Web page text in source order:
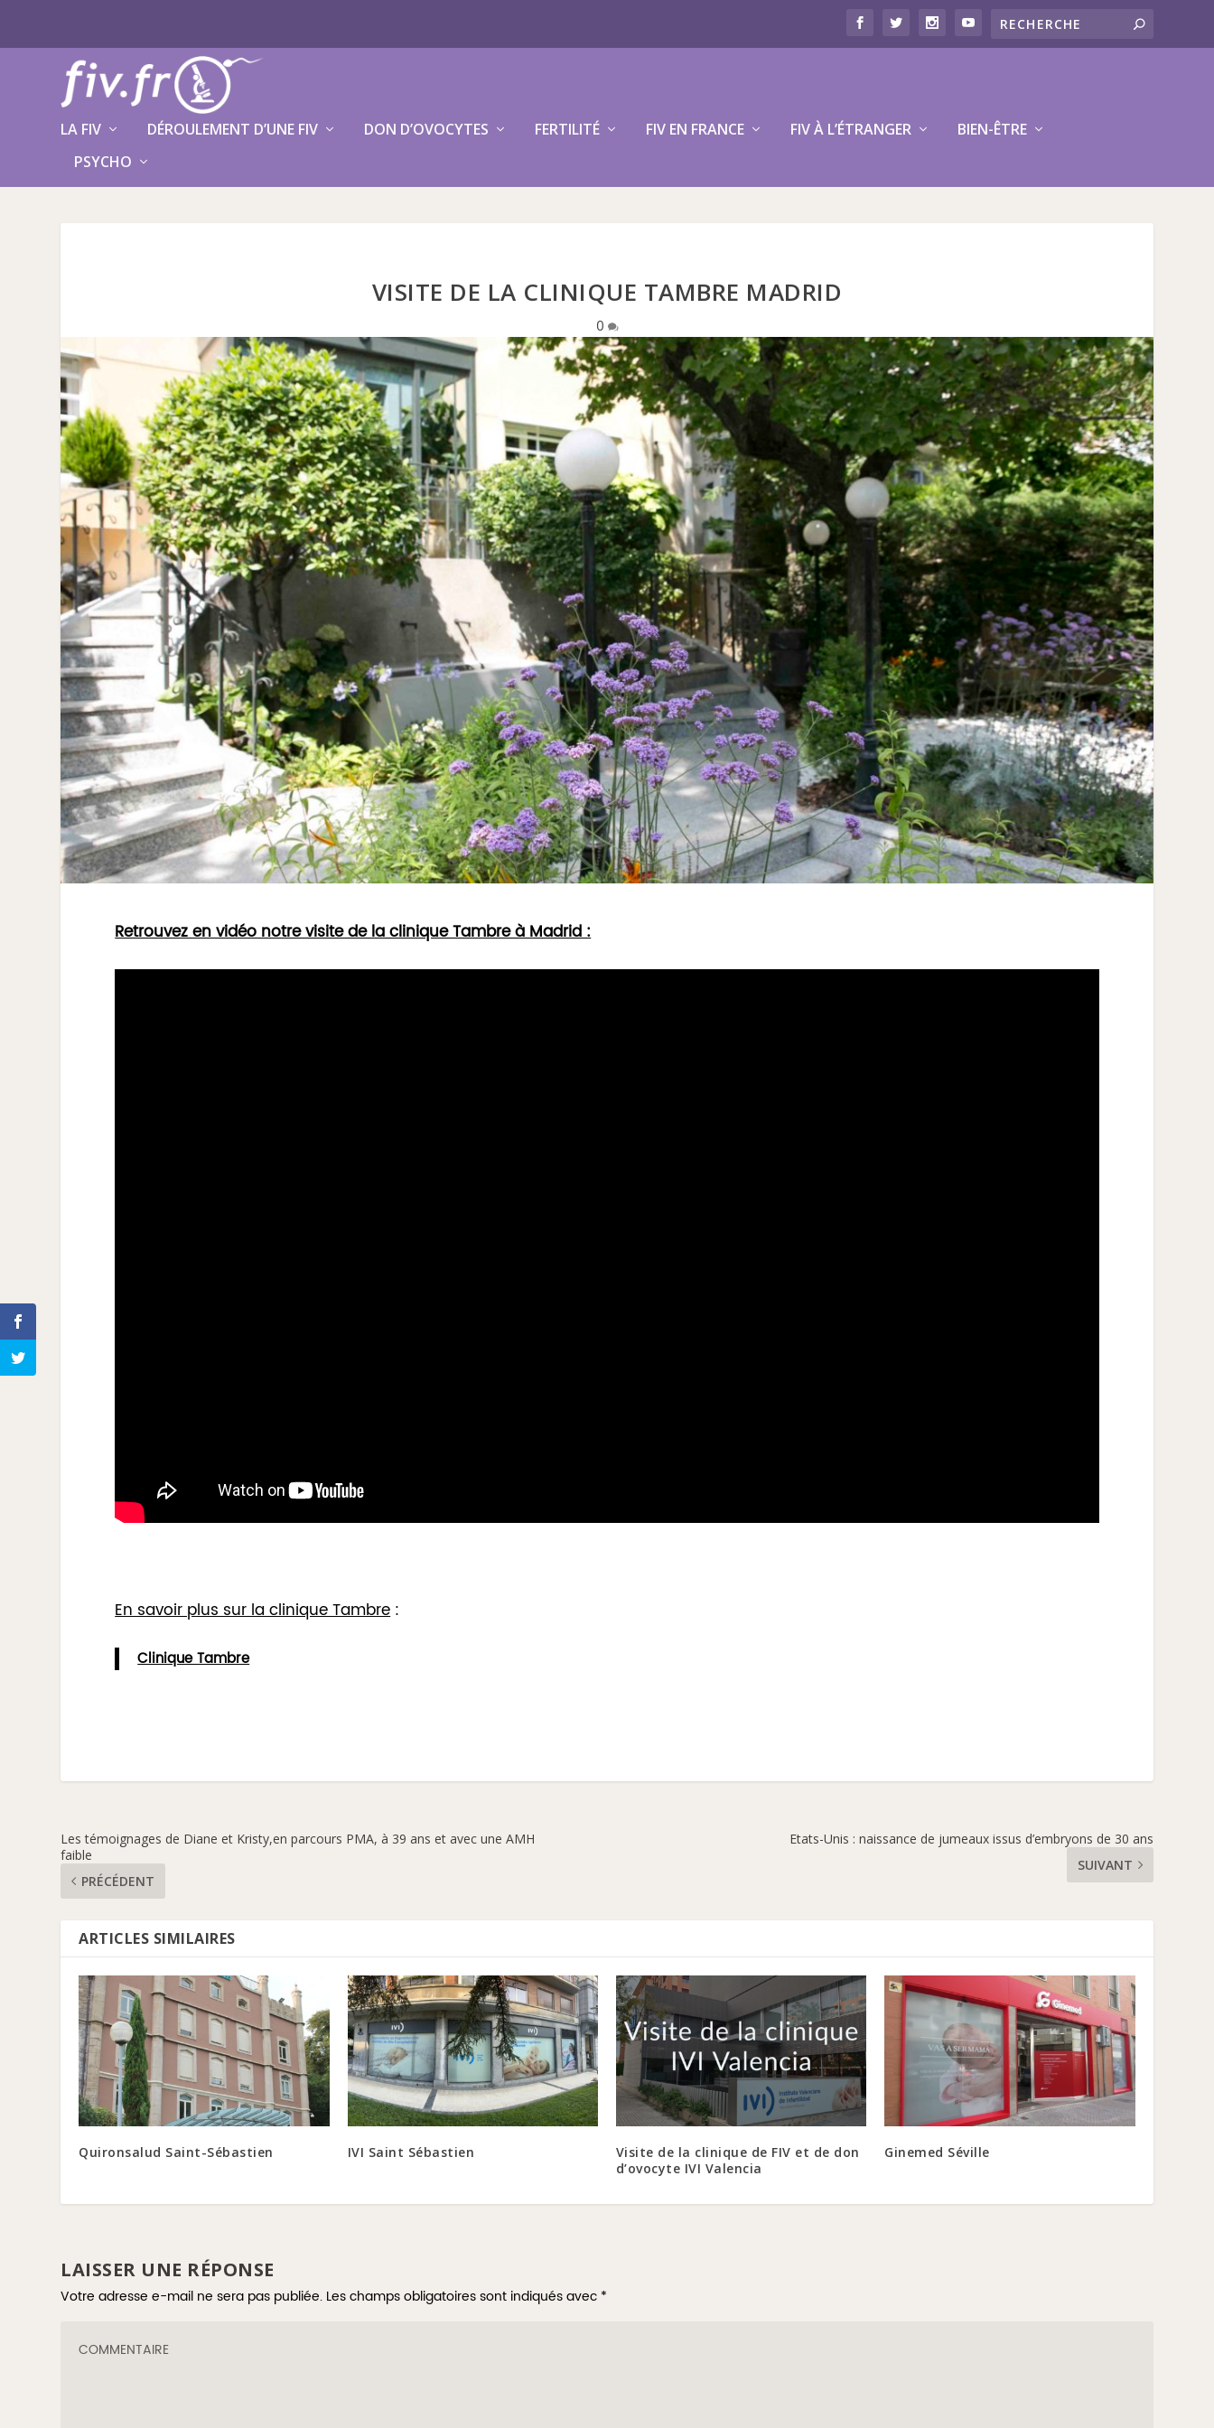
LA FIV DÉROULEMENT D’UNE FIV DON D’OVOCYTES FERTILITÉ FIV EN FRANCE FIV À L’ÉTRANGER
BIEN-ÊTRE
PSYCHO
VISITE DE LA CLINIQUE TAMBRE MADRID
0
Retrouvez en vidéo notre visite de la clinique Tambre à Madrid :
En savoir plus sur la clinique Tambre:
Clinique Tambre
Les témoignages de Diane et Kristy,en parcours PMA, à 39 ans et avec une AMH
faible
PRÉCÉDENT
Etats-Unis : naissance de jumeaux issus d’embryons de 30 ans
SUIVANT
ARTICLES SIMILAIRES
Quironsalud Saint-Sébastien IVI Saint Sébastien
Visite de la clinique de FIV et de don
d’ovocyte IVI Valencia
Ginemed Séville
LAISSER UNE RÉPONSE
Votre adresse e-mail ne sera pas publiée. Les champs obligatoires sont indiqués avec *